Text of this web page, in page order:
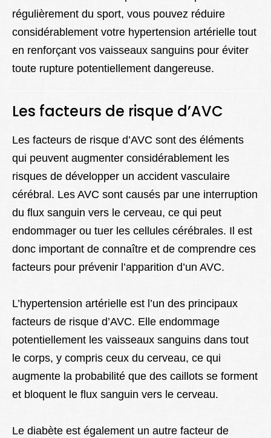
régulièrement du sport, vous pouvez réduire
considérablement votre hypertension artérielle tout
en renforçant vos vaisseaux sanguins pour éviter
toute rupture potentiellement dangereuse.
Les facteurs de risque d’AVC
Les facteurs de risque d’AVC sont des éléments
qui peuvent augmenter considérablement les
risques de développer un accident vasculaire
cérébral. Les AVC sont causés par une interruption
du flux sanguin vers le cerveau, ce qui peut
endommager ou tuer les cellules cérébrales. Il est
donc important de connaître et de comprendre ces
facteurs pour prévenir l’apparition d’un AVC.
L’hypertension artérielle est l’un des principaux
facteurs de risque d’AVC. Elle endommage
potentiellement les vaisseaux sanguins dans tout
le corps, y compris ceux du cerveau, ce qui
augmente la probabilité que des caillots se forment
et bloquent le flux sanguin vers le cerveau.
Le diabète est également un autre facteur de